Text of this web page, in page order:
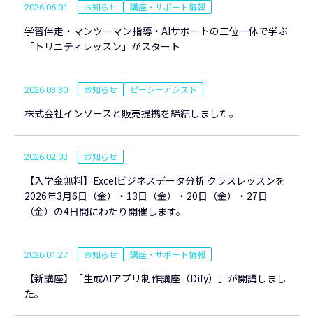
2026.06.01 お知らせ 講座・サポート情報
学習伴走・マンツーマン指導・AIサポートの三位一体で学ぶ
「トリニティレッスン」がスタート
2026.03.30 お知らせ ピーシーアシスト
株式会社インソースと販売提携を締結しました。
2026.02.03 お知らせ
【入学金無料】Excelビジネスデータ分析 クラスレッスンを
2026年3月6日（金）・13日（金）・20日（金）・27日
（金）の4日間にわたり開催します。
2026.01.27 お知らせ 講座・サポート情報
【新講座】「生成AIアプリ制作講座（Dify）」が開講しまし
た。